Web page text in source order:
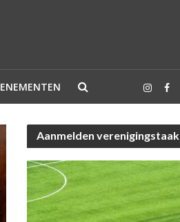
Aanmelden verenigingstaak